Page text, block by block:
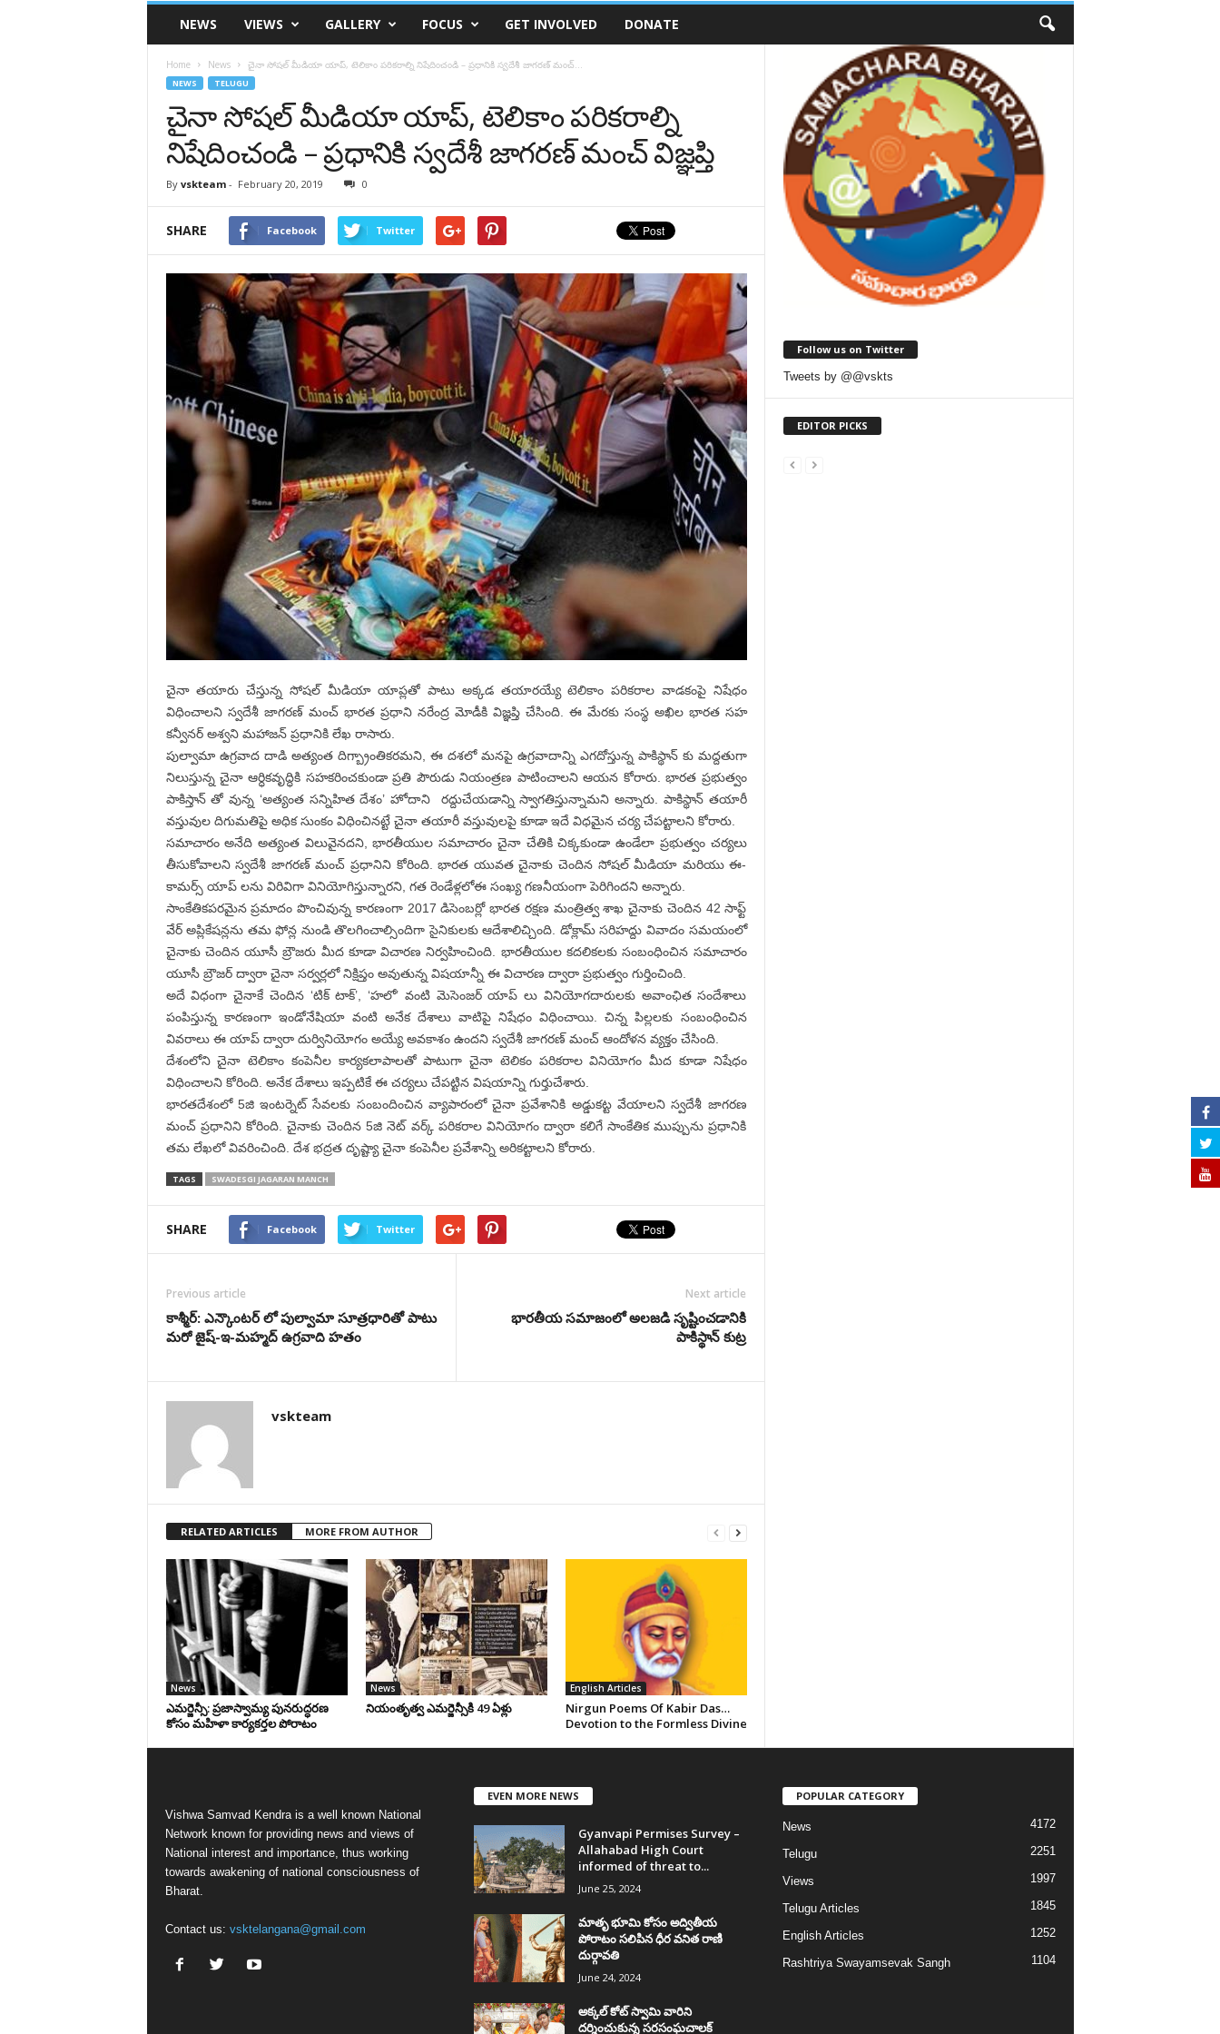
VSK
TelanganaNEWS VIEWS GALLERY FOCUS GET INVOLVED DONATE
Home News చైనా సోషల్ మీడియా యాప్, టెలికాం పరికరాల్ని నిషేదించండి – ప్రధానికి స్వదేశీ జాగరణ్ మంచ్...
NEWS TELUGU
చైనా సోషల్ మీడియా యాప్, టెలికాం పరికరాల్ని
నిషేదించండి – ప్రధానికి స్వదేశీ జాగరణ్ మంచ్ విజ్ఞప్తి
By vskteam- February 20, 2019 0
SHARE Facebook Twitter
చైనా తయారు చేస్తున్న సోషల్ మీడియా యాప్లతో పాటు అక్కడ తయారయ్యే టెలికాం పరికరాల వాడకంపై నిషేధం
విధించాలని స్వదేశీ జాగరణ్ మంచ్ భారత ప్రధాని నరేంద్ర మోడీకి విజ్ఞప్తి చేసింది. ఈ మేరకు సంస్థ అఖిల భారత సహ
కన్వీనర్ అశ్వని మహాజన్ ప్రధానికి లేఖ రాసారు.
పుల్వామా ఉగ్రవాద దాడి అత్యంత దిగ్బ్రాంతికరమని, ఈ దశలో మనపై ఉగ్రవాదాన్ని ఎగదోస్తున్న పాకిస్థాన్ కు మద్దతుగా
నిలుస్తున్న చైనా ఆర్ధికవృద్ధికి సహకరించకుండా ప్రతి పౌరుడు నియంత్రణ పాటించాలని ఆయన కోరారు. భారత ప్రభుత్వం
పాకిస్తాన్ తో వున్న ‘అత్యంత సన్నిహిత దేశం’ హోదాని రద్దుచేయడాన్ని స్వాగతిస్తున్నామని అన్నారు. పాకిస్థాన్ తయారీ
వస్తువుల దిగుమతిపై అధిక సుంకం విధించినట్టే చైనా తయారీ వస్తువులపై కూడా ఇదే విధమైన చర్య చేపట్టాలని కోరారు.
సమాచారం అనేది అత్యంత విలువైనదని, భారతీయుల సమాచారం చైనా చేతికి చిక్కకుండా ఉండేలా ప్రభుత్వం చర్యలు
తీసుకోవాలని స్వదేశీ జాగరణ్ మంచ్ ప్రధానిని కోరింది. భారత యువత చైనాకు చెందిన సోషల్ మీడియా మరియు ఈ-
కామర్స్ యాప్ లను విరివిగా వినియోగిస్తున్నారని, గత రెండేళ్లలోఈ సంఖ్య గణనీయంగా పెరిగిందని అన్నారు.
సాంకేతికపరమైన ప్రమాదం పొంచివున్న కారణంగా 2017 డిసెంబర్లో భారత రక్షణ మంత్రిత్వ శాఖ చైనాకు చెందిన 42 సాఫ్ట్
వేర్ అప్లికేషన్లను తమ ఫోన్ల నుండి తొలగించాల్సిందిగా సైనికులకు ఆదేశాలిచ్చింది. డోక్లామ్ సరిహద్దు వివాదం సమయంలో
చైనాకు చెందిన యూసీ బ్రౌజరు మీద కూడా విచారణ నిర్వహించింది. భారతీయుల కదలికలకు సంబంధించిన సమాచారం
యూసీ బ్రౌజర్ ద్వారా చైనా సర్వర్లలో నిక్షిప్తం అవుతున్న విషయాన్నీ ఈ విచారణ ద్వారా ప్రభుత్వం గుర్తించింది.
అదే విధంగా చైనాకే చెందిన ‘టిక్ టాక్’, ‘హలో’ వంటి మెసెంజర్ యాప్ లు వినియోగదారులకు అవాంఛిత సందేశాలు
పంపిస్తున్న కారణంగా ఇండోనేషియా వంటి అనేక దేశాలు వాటిపై నిషేధం విధించాయి. చిన్న పిల్లలకు సంబంధించిన
వివరాలు ఈ యాప్ ద్వారా దుర్వినియోగం అయ్యే అవకాశం ఉందని స్వదేశీ జాగరణ్ మంచ్ ఆందోళన వ్యక్తం చేసింది.
దేశంలోని చైనా టెలికాం కంపెనీల కార్యకలాపాలతో పాటుగా చైనా టెలికం పరికరాల వినియోగం మీద కూడా నిషేధం
విధించాలని కోరింది. అనేక దేశాలు ఇప్పటికే ఈ చర్యలు చేపట్టిన విషయాన్ని గుర్తుచేశారు.
భారతదేశంలో 5జి ఇంటర్నెట్ సేవలకు సంబందించిన వ్యాపారంలో చైనా ప్రవేశానికి అడ్డుకట్ట వేయాలని స్వదేశీ జాగరణ
మంచ్ ప్రధానిని కోరింది. చైనాకు చెందిన 5జి నెట్ వర్క్ పరికరాల వినియోగం ద్వారా కలిగే సాంకేతిక ముప్పును ప్రధానికి
తమ లేఖలో వివరించింది. దేశ భద్రత దృష్ట్యా చైనా కంపెనీల ప్రవేశాన్ని అరికట్టాలని కోరారు.
TAGS SWADESGI JAGARAN MANCH
SHARE Facebook Twitter
Previous article
కాశ్మీర్: ఎన్కౌంటర్ లో పుల్వామా సూత్రధారితో పాటు
మరో జైష్-ఇ-మహ్మద్ ఉగ్రవాది హతం
Next article
భారతీయ సమాజంలో అలజడి సృష్టించడానికి
పాకిస్థాన్ కుట్ర
vskteam
RELATED ARTICLES MORE FROM AUTHOR
News
ఎమర్జెన్సీ: ప్రజాస్వామ్య పునరుద్ధరణ
కోసం మహిళా కార్యకర్తల పోరాటం
News
నియంతృత్వ ఎమర్జెన్సీకి 49 ఏళ్లు
English Articles
Nirgun Poems Of Kabir Das…
Devotion to the Formless Divine
Follow us on Twitter
Tweets by @@vskts
EDITOR PICKS
Vishwa Samvad Kendra is a well known National
Network known for providing news and views of
National interest and importance, thus working
towards awakening of national consciousness of
Bharat.
Contact us: vsktelangana@gmail.com
EVEN MORE NEWS
Gyanvapi Permises Survey –
Allahabad High Court
informed of threat to...
June 25, 2024
మాతృ భూమి కోసం అద్వితీయ
పోరాటం సలిపిన ధీర వనిత రాణి
దుర్గావతి
June 24, 2024
అక్కల్‌ కోట్‌ స్వామి వారిని
దర్శించుకున్న సరసంఘచాలక్
POPULAR CATEGORY
News 4172
Telugu 2251
Views 1997
Telugu Articles 1845
English Articles 1252
Rashtriya Swayamsevak Sangh 1104